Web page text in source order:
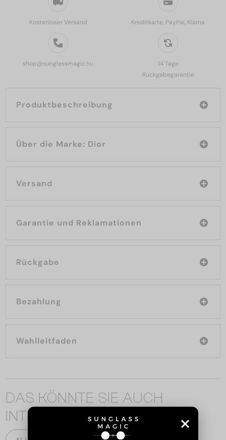
Kostenloser Versand Kreditkarte, PayPal, Klarna
shop@sunglassmagic.hu
14 Tage
Rückgabegarantie
Produktbeschreibung
Über die Marke: Dior
Versand
Garantie und Reklamationen
Rückgabe
Bezahlung
Wahlleitfaden
DAS KÖNNTE SIE AUCH
INTERESSIEREN